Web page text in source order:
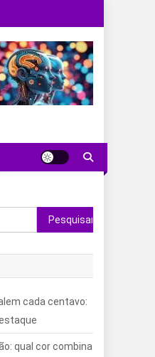
Pesquisar
por:
cada centavo:
qual cor combina